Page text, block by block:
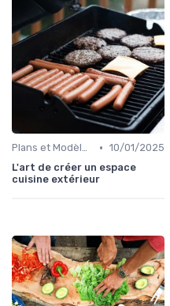
Plans et Modèles de Cuisines Extérieures • 10/01/2025
L'art de créer un espace
cuisine extérieur